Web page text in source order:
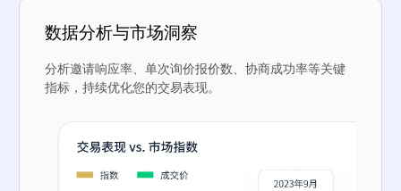
数据分析与市场洞察
分析邀请响应率、单次询价报价数、协商成功率等关键
指标，持续优化您的交易表现。